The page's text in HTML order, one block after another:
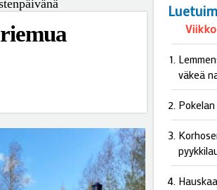
Viikko
väkeä